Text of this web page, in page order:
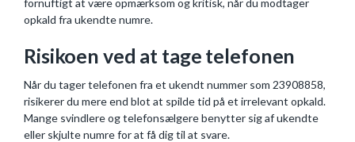
opkald fra ukendte numre.
Risikoen ved at tage telefonen
Når du tager telefonen fra et ukendt nummer som 23908858,
risikerer du mere end blot at spilde tid på et irrelevant opkald.
Mange svindlere og telefonsælgere benytter sig af ukendte
eller skjulte numre for at få dig til at svare.